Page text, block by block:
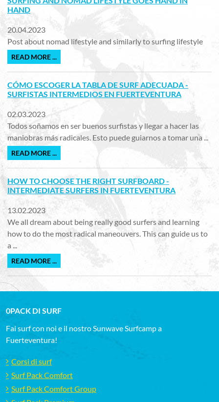
HAND
20.04.2023
Post about nomad lifestyle and similarly to surfing lifestyle
READ MORE ...
CÓMO ESCOGER LA TABLA DE SURF ADECUADA -
SURFISTAS INTERMEDIOS EN FUERTEVENTURA
02.03.2023
Todos soñamos en ser buenos surfistas y llegar a hacer las
maniobras más radicales. Esto puede guiarnos a tomar una ...
READ MORE ...
HOW TO CHOOSE THE RIGHT SURFBOARD -
INTERMEDIATE SURFERS IN FUERTEVENTURA
13.02.2023
We all dream about being really good surfers and learning
how to do the most radical maneouvers. This can guide us to
a ...
READ MORE ...
0PACK DI SURF
Fai surf con noi e il nostro Sunwave Surfcamp a
Fuerteventura!
Corsi di surf
Surf Pack Comfort
Surf Pack Comfort Group